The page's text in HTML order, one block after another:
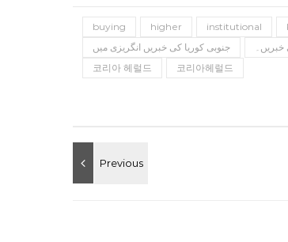
buying higher institutional
جنوبی کوریا کی خبریں انگریزی میں
خبریں۔
코리아 헤럴드
코리아헤럴드